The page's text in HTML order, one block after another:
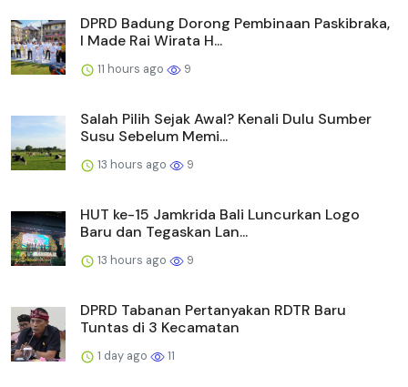
DPRD Badung Dorong Pembinaan Paskibraka,
I Made Rai Wirata H...
11 hours ago 9
Salah Pilih Sejak Awal? Kenali Dulu Sumber
Susu Sebelum Memi...
13 hours ago 9
HUT ke-15 Jamkrida Bali Luncurkan Logo
Baru dan Tegaskan Lan...
13 hours ago 9
DPRD Tabanan Pertanyakan RDTR Baru
Tuntas di 3 Kecamatan
1 day ago 11